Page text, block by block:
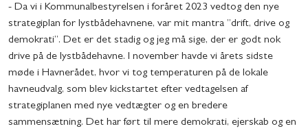
- Da vi i Kommunalbestyrelsen i foråret 2023 vedtog den nye
strategiplan for lystbådehavnene, var mit mantra ”drift, drive og
demokrati”. Det er det stadig og jeg må sige, der er godt nok
drive på de lystbådehavne. I november havde vi årets sidste
møde i Havnerådet, hvor vi tog temperaturen på de lokale
havneudvalg, som blev kickstartet efter vedtagelsen af
strategiplanen med nye vedtægter og en bredere
sammensætning. Det har ført til mere demokrati, ejerskab og en